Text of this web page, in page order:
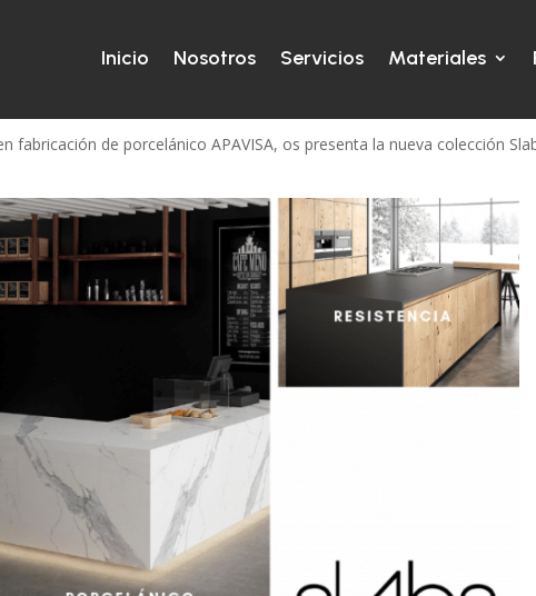
Inicio Nosotros Servicios Materiales
fabricación de porcelánico APAVISA, os presenta la nueva colección